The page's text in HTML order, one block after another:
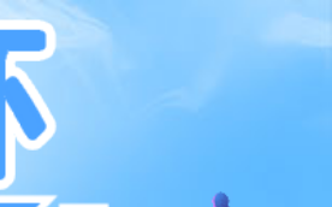
招聘
小程序